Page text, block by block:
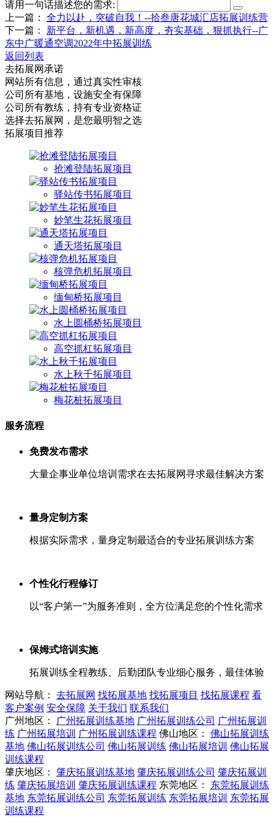
请用一句话描述您的需求:
上一篇： 全力以赴，突破自我！--拾叁唐花城汇店拓展训练营
下一篇： 新平台，新机遇，新高度，夯实基础，狠抓执行--广
东中广暖通空调2022年中拓展训练
返回列表
去拓展网承诺
网站所有信息，通过真实性审核
公司所有基地，设施安全有保障
公司所有教练，持有专业资格证
选择去拓展网，是您最明智之选
拓展项目推荐
抢滩登陆拓展项目
驿站传书拓展项目
妙笔生花拓展项目
通天塔拓展项目
核弹危机拓展项目
缅甸桥拓展项目
水上圆桶桥拓展项目
高空抓杠拓展项目
水上秋千拓展项目
梅花桩拓展项目
服务流程
免费发布需求
大量企事业单位培训需求在去拓展网寻求最佳解决方案
量身定制方案
根据实际需求，量身定制最适合的专业拓展训练方案
个性化行程修订
以“客户第一”为服务准则，全方位满足您的个性化需求
保姆式培训实施
拓展训练全程教练、后勤团队专业细心服务，最佳体验
网站导航： 去拓展网 找拓展基地 找拓展项目 找拓展课程 看
客户案例 安全保障 关于我们 联系我们
广州地区：
广州拓展训练基地 广州拓展训练公司 广州拓展训
练 广州拓展培训 广州拓展训练课程 佛山地区：
佛山拓展训练
基地 佛山拓展训练公司 佛山拓展训练 佛山拓展培训 佛山拓展
训练课程
肇庆地区：
肇庆拓展训练基地 肇庆拓展训练公司 肇庆拓展训
练 肇庆拓展培训 肇庆拓展训练课程 东莞地区：
东莞拓展训练
基地 东莞拓展训练公司 东莞拓展训练 东莞拓展培训 东莞拓展
训练课程